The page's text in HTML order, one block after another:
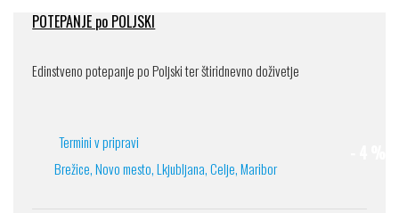
POTEPANJE po POLJSKI
Edinstveno potepanje po Poljski ter štiridnevno doživetje
Termini v pripravi
Brežice, Novo mesto, Lkjubljana, Celje, Maribor